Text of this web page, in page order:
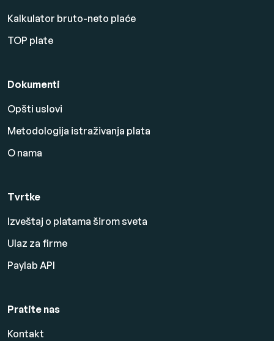
Kalkulator bruto-neto plaće
TOP plate
Dokumenti
Opšti uslovi
Metodologija istraživanja plata
O nama
Tvrtke
Izveštaj o platama širom sveta
Ulaz za firme
Paylab API
Pratite nas
Kontakt